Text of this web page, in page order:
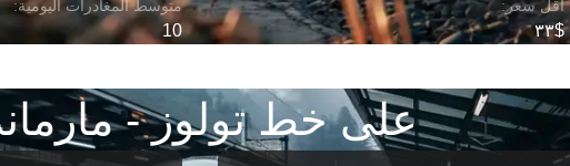
$٣٣ 10
على خط تولوز -